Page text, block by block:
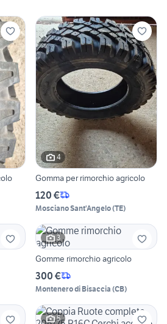
4
Gomma per rimorchio agricolo
120 €
Mosciano Sant'Angelo(TE)
3
Gomme rimorchio agricolo
300 €
Montenero di Bisaccia (CB)
5